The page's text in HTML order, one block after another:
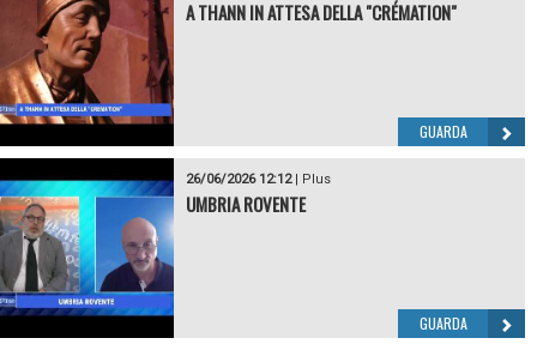
A THANN IN ATTESA DELLA "CRÉMATION"
GUARDA
26/06/2026 12:12| Plus
UMBRIA ROVENTE
GUARDA